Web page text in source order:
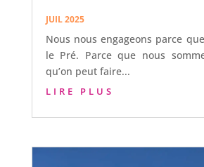
JUIL 2025
Nous nous engageons parce
le Pré. Parce que nous
qu’on peut faire...
LIRE PLUS